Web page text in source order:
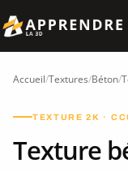
Accueil/Textures/Béton/
TEXTURE 2K ·
Texture